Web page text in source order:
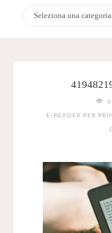
Categorie
FULL
SIZE
E-READER PER